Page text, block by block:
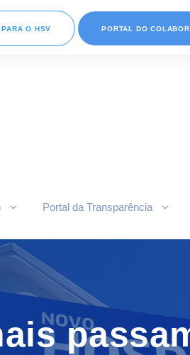
O HSV PORTAL DO
Portal da Transparência